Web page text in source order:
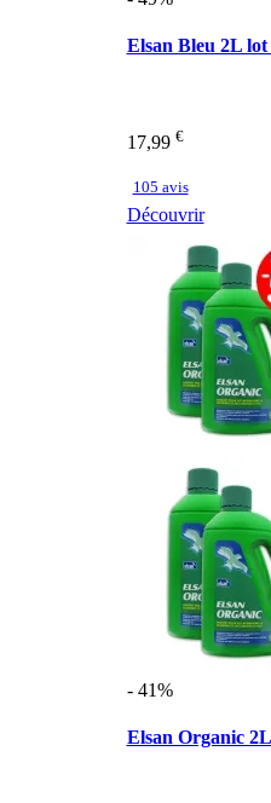
Elsan Bleu 2L lot
17,99 €
105 avis
Découvrir
- 41%
Elsan Organic